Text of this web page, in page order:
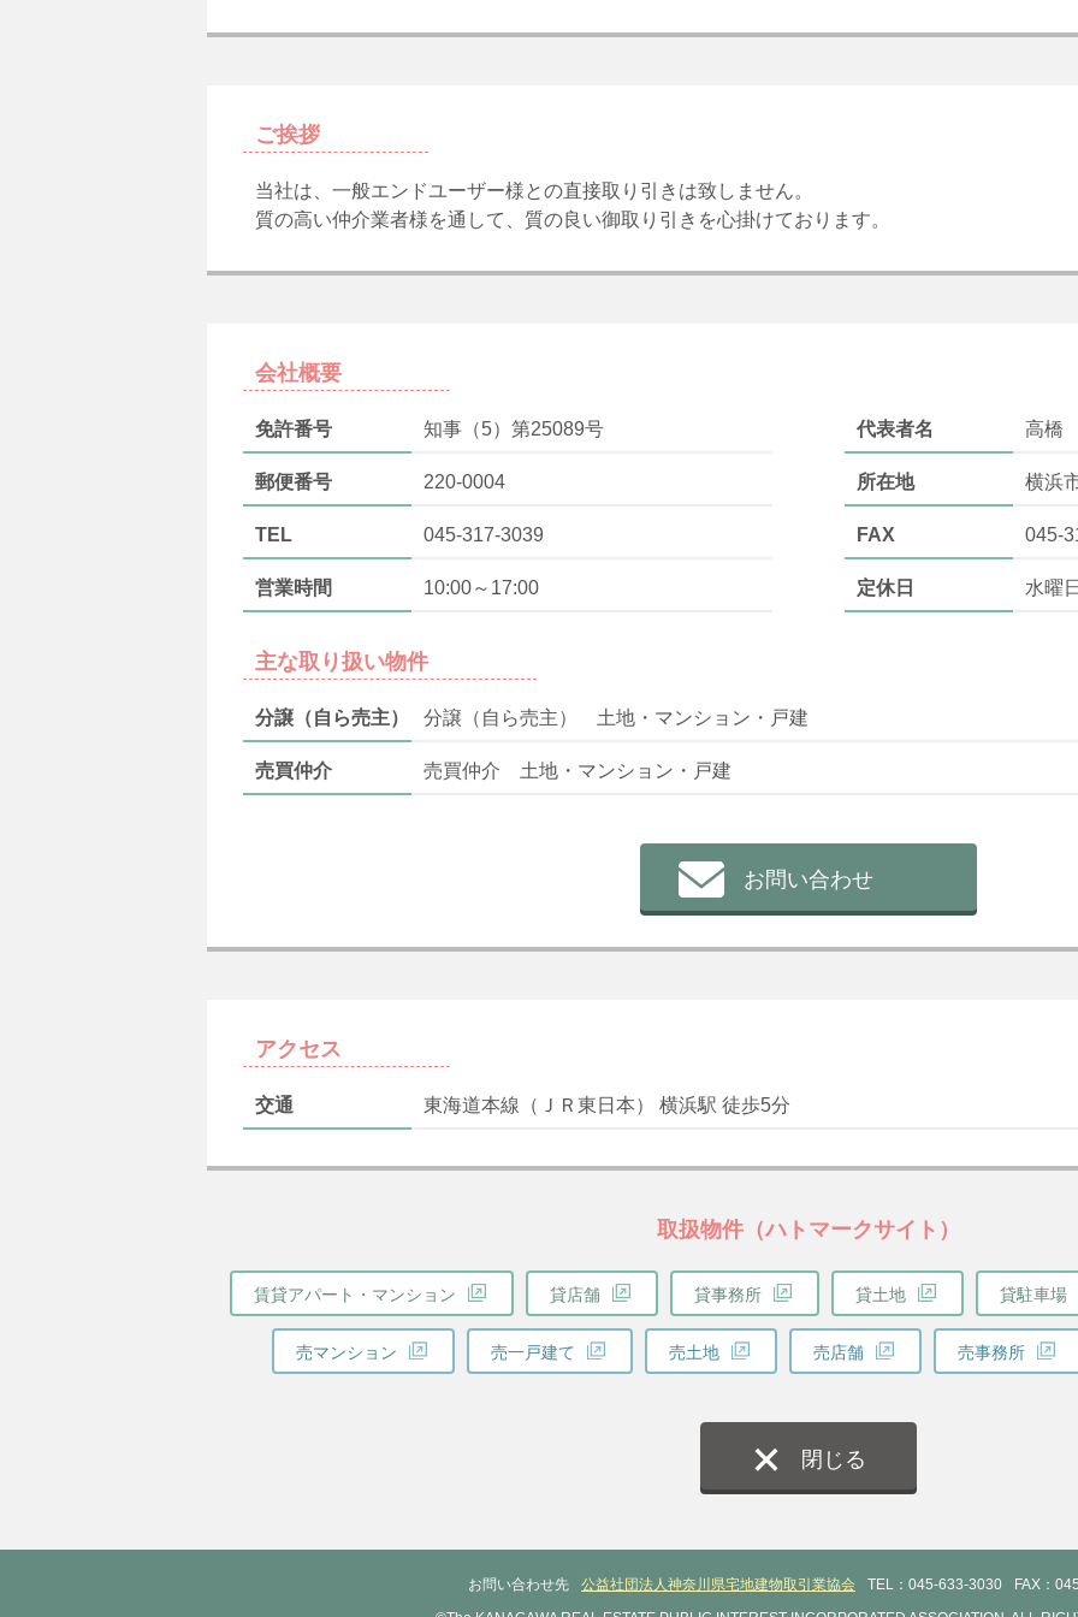
ご挨拶
当社は、一般エンドユーザー様との直接取り引きは致しません。
質の高い仲介業者様を通して、質の良い御取り引きを心掛けております。
会社概要
免許番号 知事（5）第25089号 代表者名 高橋
郵便番号 220-0004 所在地 横浜
TEL 045-317-3039 FAX 045-
営業時間 10:00～17:00 定休日 水曜
主な取り扱い物件
分譲（自ら売主） 分譲（自ら売主） 土地・マンション・戸建
売買仲介 売買仲介 土地・マンション・戸建
お問い合わせ
アクセス
交通 東海道本線（ＪＲ東日本） 横浜駅 徒歩5分
取扱物件（ハトマークサイト）
賃貸アパート・マンション 貸店舗 貸事務所 貸土地 貸駐車場
売マンション 売一戸建て 売土地 売店舗 売事務所
閉じる
お問い合わせ先 公益社団法人神奈川県宅地建物取引業協会 TEL：045-633-3030
FAX：